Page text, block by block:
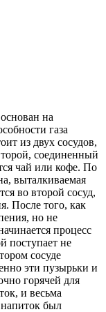
на
газа
из двух сосудов,
соединенный
чай или кофе. По
выталкиваемая
во второй сосуд,
После того, как
но не
процесс
поступает не
сосуде
эти пузырьки и
горячей для
и весьма
напиток был